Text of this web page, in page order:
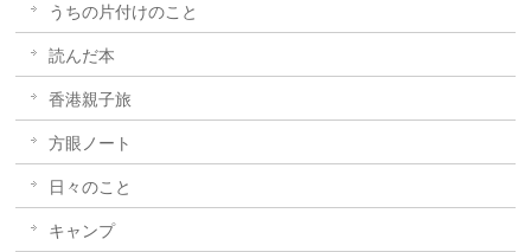
うちの片付けのこと
読んだ本
香港親子旅
方眼ノート
日々のこと
キャンプ